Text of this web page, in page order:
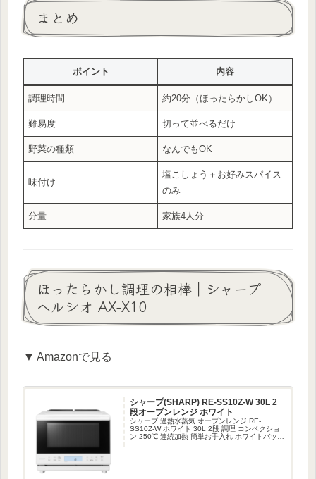
まとめ
ポイント 内容
調理時間 約20分（ほったらかしOK）
難易度 切って並べるだけ
野菜の種類 なんでもOK
味付け
塩こしょう＋お好みスパイス
のみ
分量 家族4人分
ほったらかし調理の相棒｜シャープ
ヘルシオ AX-X10
▼ Amazonで見る
シャープ(SHARP) RE-SS10Z-W 30L 2
段オーブンレンジ ホワイト
シャープ 過熱水蒸気 オーブンレンジ RE-
SS10Z-W ホワイト 30L 2段 調理 コンベクショ
ン 250℃ 連続加熱 簡単お手入れ ホワイトバック